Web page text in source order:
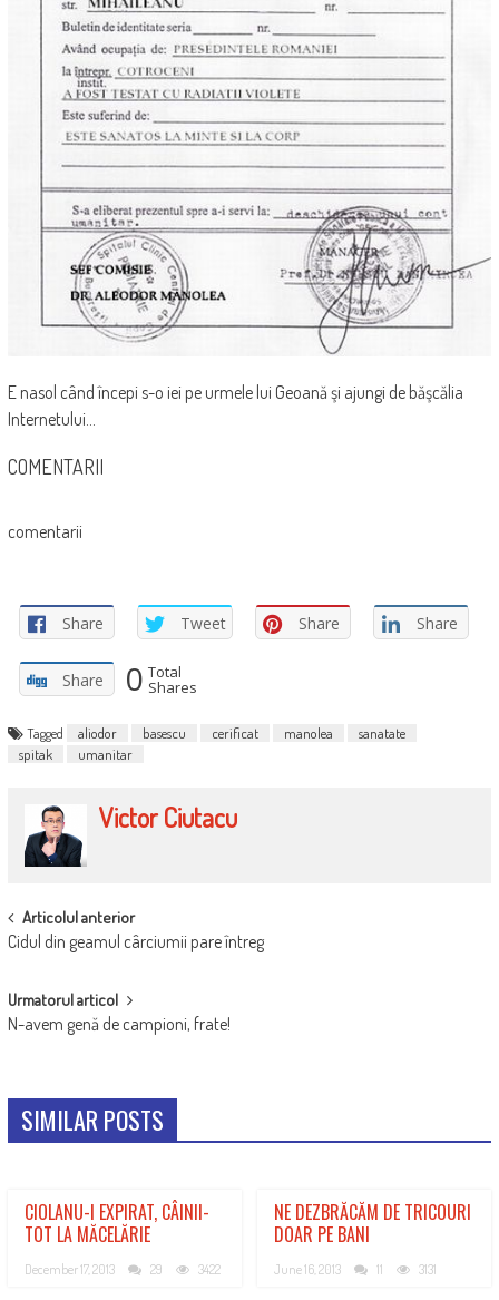
E nasol când începi s-o iei pe urmele lui Geoană şi ajungi de băşcălia
Internetului…
COMENTARII
comentarii
Share Tweet Share Share
Share 0 Total
Shares
Tagged aliodor basescu cerificat manolea
sanatate
spitak
umanitar
Victor Ciutacu
POST
NAVIGATION
Articolul anterior
Cidul din geamul cârciumii pare întreg
Urmatorul articol
N-avem genă de campioni, frate!
SIMILAR POSTS
CIOLANU-I EXPIRAT, CÂINII-
TOT LA MĂCELĂRIE
December 17, 2013 29 3422
NE DEZBRĂCĂM DE TRICOURI
DOAR PE BANI
June 16, 2013 11 3131